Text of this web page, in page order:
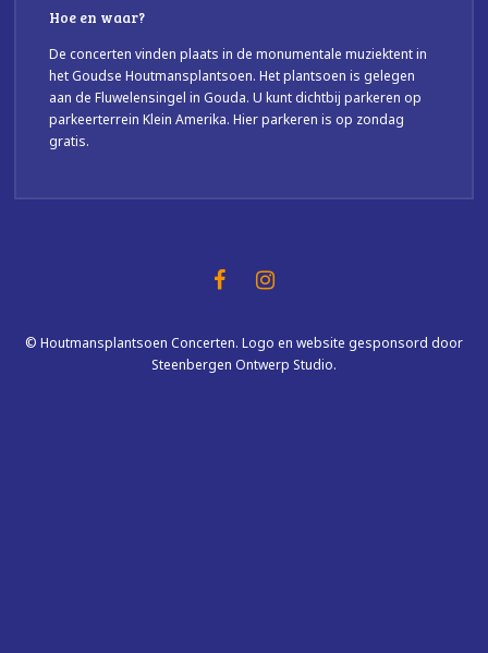
Hoe en waar?
De concerten vinden plaats in de monumentale muziektent in
het Goudse Houtmansplantsoen. Het plantsoen is gelegen
aan de Fluwelensingel in Gouda. U kunt dichtbij parkeren op
parkeerterrein Klein Amerika. Hier parkeren is op zondag
gratis.
© Houtmansplantsoen Concerten. Logo en website gesponsord door
Steenbergen Ontwerp Studio.